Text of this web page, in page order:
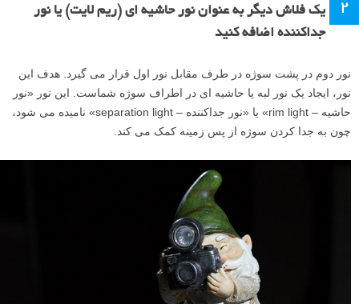
۲
یک فلاش دیگر به عنوان نور حاشیه ای (ریم لایت) یا نور
جداکننده اضافه کنید
نور دوم در پشت سوژه در طرف مقابل نور اول قرار می گیرد. هدف این
نور، ایجاد یک نور لبه یا حاشیه ای در اطراف سوژه شماست. این نور «نور
حاشیه – rim light» یا «نور جداکننده – separation light» نامیده می شود،
چون به جدا کردن سوژه از پس زمینه کمک می کند.